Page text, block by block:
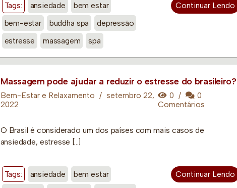
Tags: ansiedade
bem estar
bem-estar
buddha spa
depressão
estresse
massagem spa
Continuar Lendo
Massagem pode ajudar a reduzir o estresse do brasileiro?
Bem-Estar e Relaxamento / setembro 22,
2022
0 /
0
Comentários
O Brasil é considerado um dos países com mais casos de
ansiedade, estresse […]
Tags: ansiedade
bem estar
Continuar Lendo